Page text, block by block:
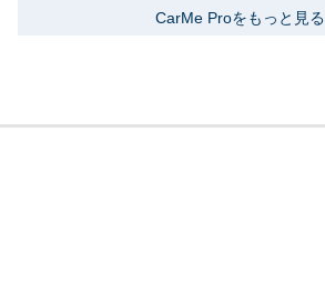
CarMe Proをもっと見る